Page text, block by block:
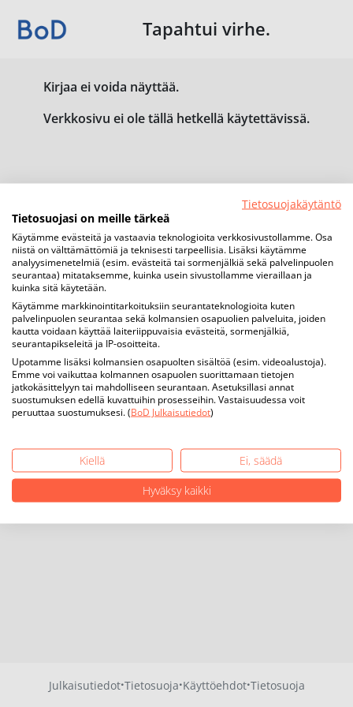
Tapahtui virhe.
Kirjaa ei voida näyttää.
Verkkosivu ei ole tällä hetkellä käytettävissä.
Julkaisutiedot·Tietosuoja·Käyttöehdot·Tietosuoja
Tietosuojakäytäntö
Tietosuojasi on meille tärkeä
Käytämme evästeitä ja vastaavia teknologioita verkkosivustollamme. Osa
niistä on välttämättömiä ja teknisesti tarpeellisia. Lisäksi käytämme
analyysimenetelmiä (esim. evästeitä tai sormenjälkiä sekä palvelinpuolen
seurantaa) mitataksemme, kuinka usein sivustollamme vieraillaan ja
kuinka sitä käytetään.
Käytämme markkinointitarkoituksiin seurantateknologioita kuten
palvelinpuolen seurantaa sekä kolmansien osapuolien palveluita, joiden
kautta voidaan käyttää laiteriippuvaisia evästeitä, sormenjälkiä,
seurantapikseleitä ja IP-osoitteita.
Upotamme lisäksi kolmansien osapuolten sisältöä (esim. videoalustoja).
Emme voi vaikuttaa kolmannen osapuolen suorittamaan tietojen
jatkokäsittelyyn tai mahdolliseen seurantaan. Asetuksillasi annat
suostumuksen edellä kuvattuihin prosesseihin. Vastaisuudessa voit
peruuttaa suostumuksesi. (BoD Julkaisutiedot)
Kiellä
Ei, säädä
Hyväksy kaikki